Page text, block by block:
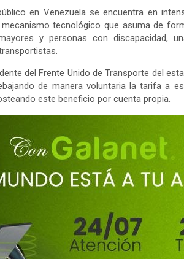
en Venezuela se encuentra en
tecnológico que asuma de
y personas con discapacidad,
del Frente Unido de Transporte del
de manera voluntaria la tarifa a
este beneficio por cuenta propia.